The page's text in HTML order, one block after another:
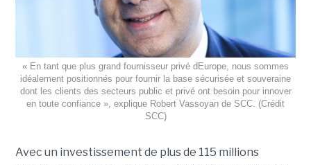
« En tant que plus grand fournisseur privé dEurope, nous sommes
idéalement positionnés pour fournir la base sécurisée et souveraine
dont les clients des secteurs public et privé ont besoin pour innover
en toute confiance », explique Robert Vassoyan de SCC. (Crédit
SCC)
Avec un investissement de plus de 115 millions